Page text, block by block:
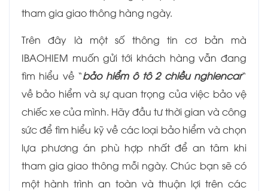
tham gia giao thông hàng ngày.
Trên đây là một số thông tin cơ bản mà
IBAOHIEM muốn gửi tới khách hàng vẫn đang
tìm hiểu về “bảo hiểm ô tô 2 chiều nghiencar“
về bảo hiểm và sự quan trọng của việc bảo vệ
chiếc xe của mình. Hãy đầu tư thời gian và công
sức để tìm hiểu kỹ về các loại bảo hiểm và chọn
lựa phương án phù hợp nhất để an tâm khi
tham gia giao thông mỗi ngày. Chúc bạn sẽ có
một hành trình an toàn và thuận lợi trên các